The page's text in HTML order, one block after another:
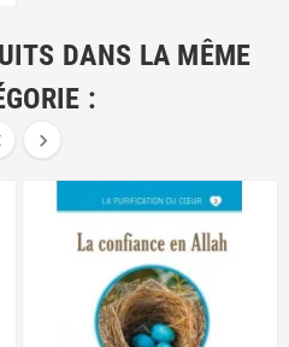
DANS LA MÊME
:
